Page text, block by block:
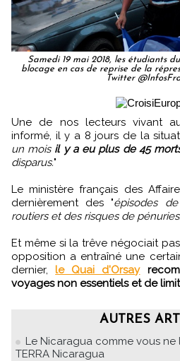
Samedi 19 mai 2018, les étudiants
blocage en cas de reprise de la
Twitter
Une de nos lecteurs vivant au Nicaragua nous avait
informé, il y a 8 jours de la
un moisil y a eu plus de 45
disparus."
Le ministère français des
dernièrement des "épisodes
routiers et des risques de pénuries
Et même si la trêve négociait
opposition a entraîné une
dernier,le Quai d'Orsay
voyages non essentiels et de
AUTRES
Le Nicaragua comme vous ne
TERRA Nicaragua